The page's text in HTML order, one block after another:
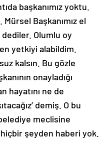
başkanımız yoktu.
Başkanımız el
Olumlu oy
yetkiyi alabildim.
kalsın. Bu gözle
onayladığı
hayatını ne de
demiş. O bu
meclisine
şeyden haberi yok.